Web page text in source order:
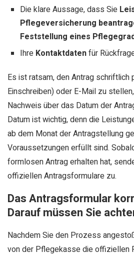
Die klare Aussage, dass Sie
Pflegeversicherung
Feststellung eines
Ihre Kontaktdatenfür
Es ist ratsam, den Antrag schriftlich
Einschreiben) oder E-Mail zu
Nachweis über das Datum der
Datum ist wichtig, denn die
ab dem Monat der Antragstellung
Voraussetzungen erfüllt sind.
formlosen Antrag erhalten hat,
offiziellen Antragsformulare zu.
Das Antragsformular
Darauf müssen Sie
Nachdem Sie den Prozess
von der Pflegekasse die offiziellen